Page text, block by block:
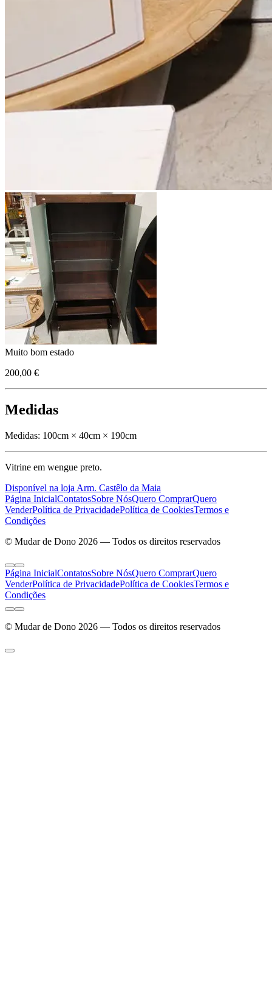
Muito bom estado
200,00 €
Medidas
Medidas: 100cm × 40cm × 190cm
Vitrine em wengue preto.
Disponível na loja Arm. Castêlo da Maia
Página InicialContatosSobre NósQuero ComprarQuero
VenderPolítica de PrivacidadePolítica de CookiesTermos e
Condições
© Mudar de Dono 2026 — Todos os direitos reservados
Página InicialContatosSobre NósQuero ComprarQuero
VenderPolítica de PrivacidadePolítica de CookiesTermos e
Condições
© Mudar de Dono 2026 — Todos os direitos reservados